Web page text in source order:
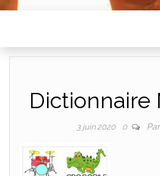
Dictionnaire
3 juin 2020 0 Par